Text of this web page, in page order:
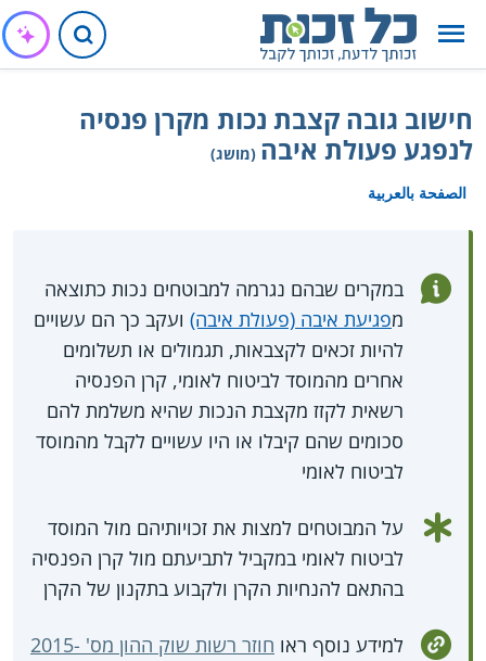
חישוב גובה קצבת נכות מקרן פנסיה
לנפגע פעולת איבה (מושג)
الصفحة بالعربية
במקרים שבהם נגרמה למבוטחים נכות כתוצאה
מפגיעת איבה (פעולת איבה) ועקב כך הם עשויים
להיות זכאים לקצבאות, תגמולים או תשלומים
אחרים מהמוסד לביטוח לאומי, קרן הפנסיה
רשאית לקזז מקצבת הנכות שהיא משלמת להם
סכומים שהם קיבלו או היו עשויים לקבל מהמוסד
לביטוח לאומי
על המבוטחים למצות את זכויותיהם מול המוסד
לביטוח לאומי במקביל לתביעתם מול קרן הפנסיה
בהתאם להנחיות הקרן ולקבוע בתקנון של הקרן
למידע נוסף ראו
חוזר רשות שוק ההון מס' 2015-